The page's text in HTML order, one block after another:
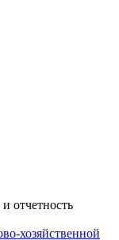
отчетность
хозяйственной